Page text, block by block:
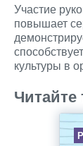
Участие
повышает
культуры в
Читайте